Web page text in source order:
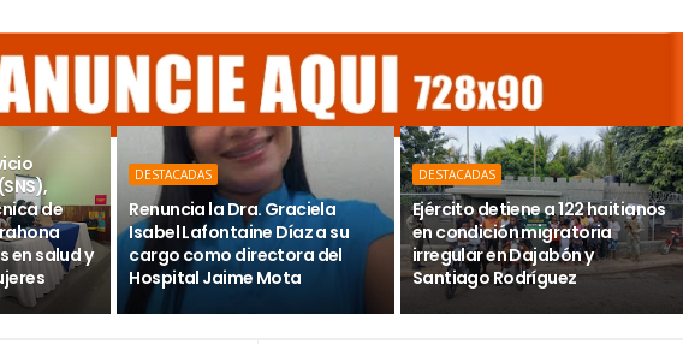
de
en salud y
DESTACADAS
Renuncia la Dra. Graciela
Isabel Lafontaine Díaz a su
cargo como directora del
Hospital Jaime Mota
DESTACADAS
Ejército detiene a 122 haitianos
en condición migratoria
irregular en Dajabón y
Santiago Rodríguez